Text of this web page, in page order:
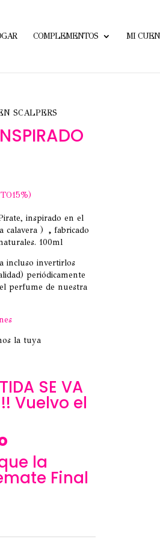
COMPLEMENTOS MI
SCALPERS
inspirado en el
calavera ) ,fabricado
100ml
incluso invertirlos
periódicamente
perfume de nuestra
la tuya
SE VA
Vuelvo el
la
Final